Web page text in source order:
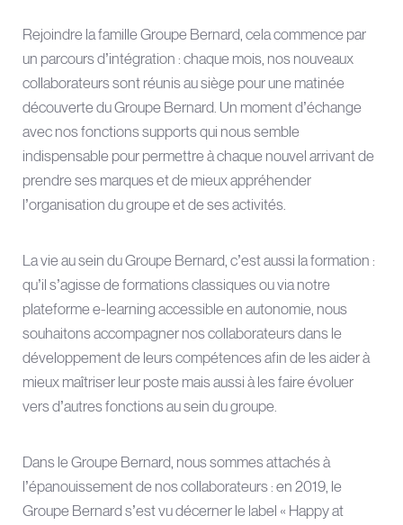
Rejoindre la famille Groupe Bernard, cela commence par
un parcours d’intégration : chaque mois, nos nouveaux
collaborateurs sont réunis au siège pour une matinée
découverte du Groupe Bernard. Un moment d’échange
avec nos fonctions supports qui nous semble
indispensable pour permettre à chaque nouvel arrivant de
prendre ses marques et de mieux appréhender
l’organisation du groupe et de ses activités.
La vie au sein du Groupe Bernard, c’est aussi la formation :
qu’il s’agisse de formations classiques ou via notre
plateforme e-learning accessible en autonomie, nous
souhaitons accompagner nos collaborateurs dans le
développement de leurs compétences afin de les aider à
mieux maîtriser leur poste mais aussi à les faire évoluer
vers d’autres fonctions au sein du groupe.
Dans le Groupe Bernard, nous sommes attachés à
l’épanouissement de nos collaborateurs : en 2019, le
Groupe Bernard s’est vu décerner le label « Happy at